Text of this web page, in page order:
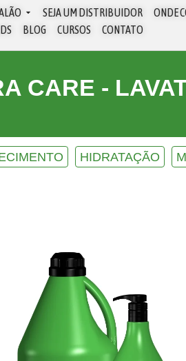
SEJA UM DISTRIBUIDOR
ONDE
BLOG CURSOS CONTATO
CARE -
HIDRATAÇÃO